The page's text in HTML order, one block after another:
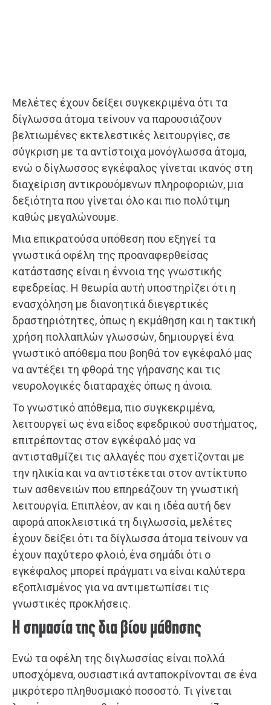
Μελέτες έχουν δείξει συγκεκριμένα ότι τα
δίγλωσσα άτομα τείνουν να παρουσιάζουν
βελτιωμένες εκτελεστικές λειτουργίες, σε
σύγκριση με τα αντίστοιχα μονόγλωσσα άτομα,
ενώ ο δίγλωσσος εγκέφαλος γίνεται ικανός στη
διαχείριση αντικρουόμενων πληροφοριών, μια
δεξιότητα που γίνεται όλο και πιο πολύτιμη
καθώς μεγαλώνουμε.
Μια επικρατούσα υπόθεση που εξηγεί τα
γνωστικά οφέλη της προαναφερθείσας
κατάστασης είναι η έννοια της γνωστικής
εφεδρείας. Η θεωρία αυτή υποστηρίζει ότι η
ενασχόληση με διανοητικά διεγερτικές
δραστηριότητες, όπως η εκμάθηση και η τακτική
χρήση πολλαπλών γλωσσών, δημιουργεί ένα
γνωστικό απόθεμα που βοηθά τον εγκέφαλό μας
να αντέξει τη φθορά της γήρανσης και τις
νευρολογικές διαταραχές όπως η άνοια.
Το γνωστικό απόθεμα, πιο συγκεκριμένα,
λειτουργεί ως ένα είδος εφεδρικού συστήματος,
επιτρέποντας στον εγκέφαλό μας να
αντισταθμίζει τις αλλαγές που σχετίζονται με
την ηλικία και να αντιστέκεται στον αντίκτυπο
των ασθενειών που επηρεάζουν τη γνωστική
λειτουργία. Επιπλέον, αν και η ιδέα αυτή δεν
αφορά αποκλειστικά τη διγλωσσία, μελέτες
έχουν δείξει ότι τα δίγλωσσα άτομα τείνουν να
έχουν παχύτερο φλοιό, ένα σημάδι ότι ο
εγκέφαλος μπορεί πράγματι να είναι καλύτερα
εξοπλισμένος για να αντιμετωπίσει τις
γνωστικές προκλήσεις.
Η σημασία της δια βίου μάθησης
Ενώ τα οφέλη της διγλωσσίας είναι πολλά
υποσχόμενα, ουσιαστικά ανταποκρίνονται σε ένα
μικρότερο πληθυσμιακό ποσοστό. Τι γίνεται